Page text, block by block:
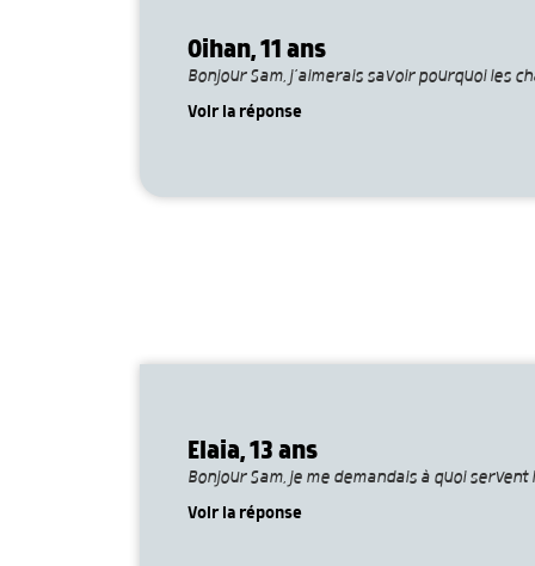
Oihan, 11 ans
Bonjour Sam, j’aimerais savoir pourquoi les
Voir la réponse
Elaia, 13 ans
Bonjour Sam, je me demandais à quoi servent
Voir la réponse